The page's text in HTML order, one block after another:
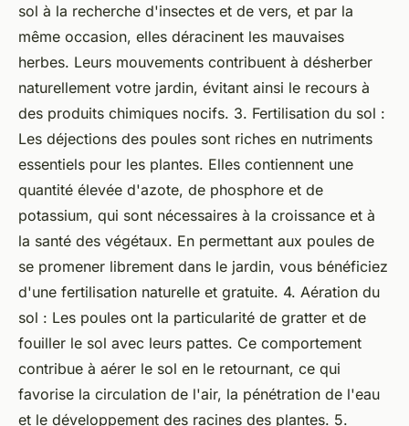
sol à la recherche d'insectes et de vers, et par la
même occasion, elles déracinent les mauvaises
herbes. Leurs mouvements contribuent à désherber
naturellement votre jardin, évitant ainsi le recours à
des produits chimiques nocifs. 3. Fertilisation du sol :
Les déjections des poules sont riches en nutriments
essentiels pour les plantes. Elles contiennent une
quantité élevée d'azote, de phosphore et de
potassium, qui sont nécessaires à la croissance et à
la santé des végétaux. En permettant aux poules de
se promener librement dans le jardin, vous bénéficiez
d'une fertilisation naturelle et gratuite. 4. Aération du
sol : Les poules ont la particularité de gratter et de
fouiller le sol avec leurs pattes. Ce comportement
contribue à aérer le sol en le retournant, ce qui
favorise la circulation de l'air, la pénétration de l'eau
et le développement des racines des plantes. 5.